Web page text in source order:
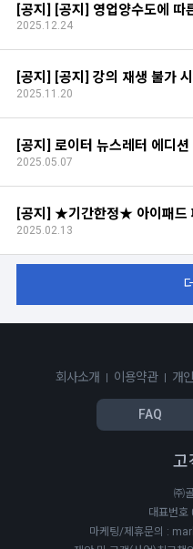
[공지] [공지] 영업양수도에 따
2025.12.24
[공지] [공지] 강의 재생 불가
2025.11.20
[공지] 로이터 뉴스레터 에디
2025.05.07
[공지] ★기간한정★ 아이패드
2025.02.13
회사소개 이용약관 개
FAQ
고
㈜
대표번
마케팅/제휴문의 :